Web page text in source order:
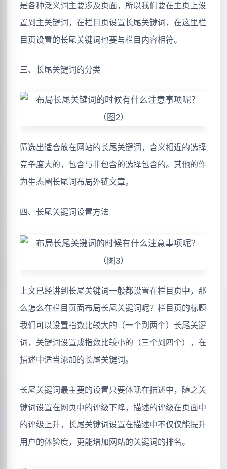
是各种泛义词主要涉及页面，所以我们要在主页上设
置到主关键词，在栏目页设置长尾关键词，在这里栏
目页设置的长尾关键词也要与栏目内容相符。
三、长尾关键词的分类
筛选出适合放在网站的长尾关键词，含义相近的选择
竞争度大的，包含与非包含的选择包含的。其他的作
为生态圈长尾词布局外链文章。
四、长尾关键词设置方法
上文已经讲到长尾关键词一般都设置在栏目页中，那
么怎么在栏目页面布局长尾关键词呢？栏目页的标题
我们可以设置指数比较大的（一个到两个）长尾关键
词，关键词设置成指数比较小的（三个到四个），在
描述中适当添加的长尾关键词。
长尾关键词最主要的设置只要体现在描述中，随之关
键词设置在网页中的评级下降，描述的评级在页面中
的评级上升，长尾关键词设置在描述中不仅仅能提升
用户的体验度，更能增加网站的关键词的排名。